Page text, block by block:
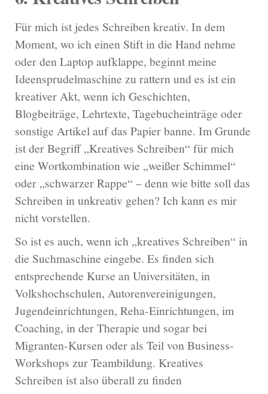
Für mich ist jedes Schreiben kreativ. In dem
Moment, wo ich einen Stift in die Hand nehme
oder den Laptop aufklappe, beginnt meine
Ideensprudelmaschine zu rattern und es ist ein
kreativer Akt, wenn ich Geschichten,
Blogbeiträge, Lehrtexte, Tagebucheinträge oder
sonstige Artikel auf das Papier banne. Im Grunde
ist der Begriff „Kreatives Schreiben“ für mich
eine Wortkombination wie „weißer Schimmel“
oder „schwarzer Rappe“ – denn wie bitte soll das
Schreiben in unkreativ gehen? Ich kann es mir
nicht vorstellen.
So ist es auch, wenn ich „kreatives Schreiben“ in
die Suchmaschine eingebe. Es finden sich
entsprechende Kurse an Universitäten, in
Volkshochschulen, Autorenvereinigungen,
Jugendeinrichtungen, Reha-Einrichtungen, im
Coaching, in der Therapie und sogar bei
Migranten-Kursen oder als Teil von Business-
Workshops zur Teambildung. Kreatives
Schreiben ist also überall zu finden